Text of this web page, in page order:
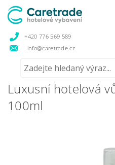
+420 776 569 589
info@caretrade.cz
Luxusní hotelová
100ml